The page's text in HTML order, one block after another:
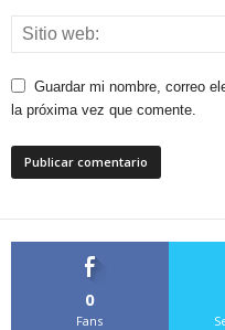
Guardar mi nombre, correo
la próxima vez que comente.
0
Fans